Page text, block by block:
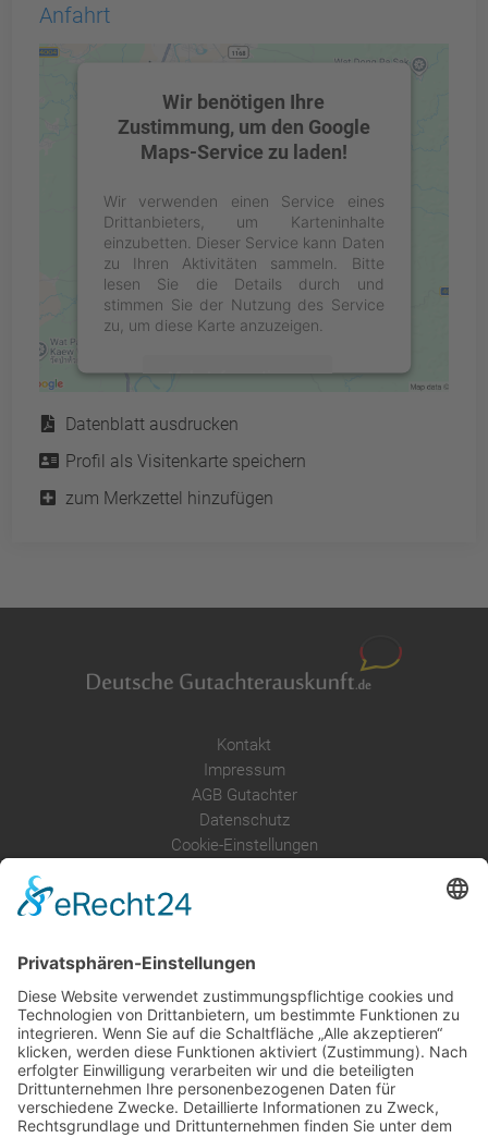
Anfahrt
Wir benötigen Ihre
Zustimmung, um den Google
Maps-Service zu laden!
Wir verwenden einen Service eines
Drittanbieters, um Karteninhalte
einzubetten. Dieser Service kann Daten
zu Ihren Aktivitäten sammeln. Bitte
lesen Sie die Details durch und
stimmen Sie der Nutzung des Service
zu, um diese Karte anzuzeigen.
Mehr Informationen
Akzeptieren
powered by Usercentrics Consent
Management Platform
Service
Datenblatt ausdrucken
Profil als Visitenkarte speichern
zum Merkzettel hinzufügen
Kontakt
Impressum
AGB Gutachter
Datenschutz
Cookie-Einstellungen
Kosten im Überblick
AGB Nutzer
Gutachter suchen
Gutachter Blog
Auftragsbörse
Anfrage